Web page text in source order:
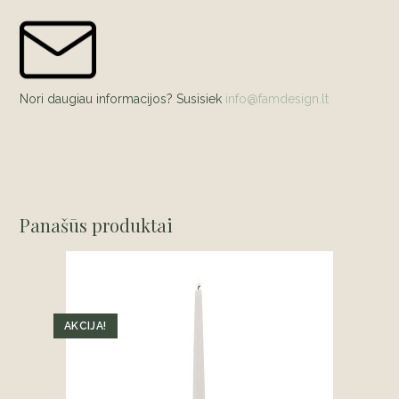
Nori daugiau informacijos? Susisiek info@famdesign.lt
Panašūs produktai
AKCIJA!